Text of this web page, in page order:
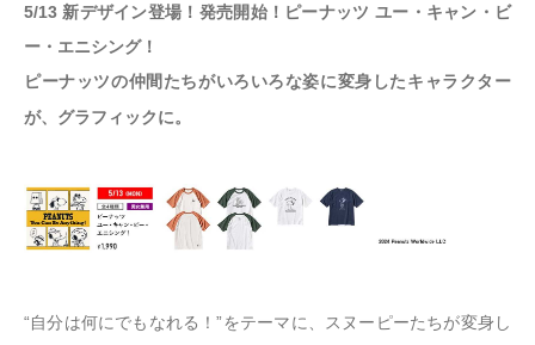
5/13 新デザイン登場！発売開始！ピーナッツ ユー・キャン・ビ
ー・エニシング！
ピーナッツの仲間たちがいろいろな姿に変身したキャラクター
が、グラフィックに。
“自分は何にでもなれる！”をテーマに、スヌーピーたちが変身し